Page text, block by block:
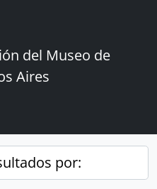
del Museo de
Aires
por: